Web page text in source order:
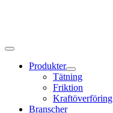
Produkter
Tätning
Friktion
Kraftöverföring
Branscher